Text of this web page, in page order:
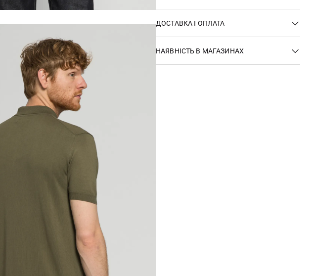
ДОСТАВКА І ОПЛАТА
НАЯВНІСТЬ В МАГАЗИНАХ